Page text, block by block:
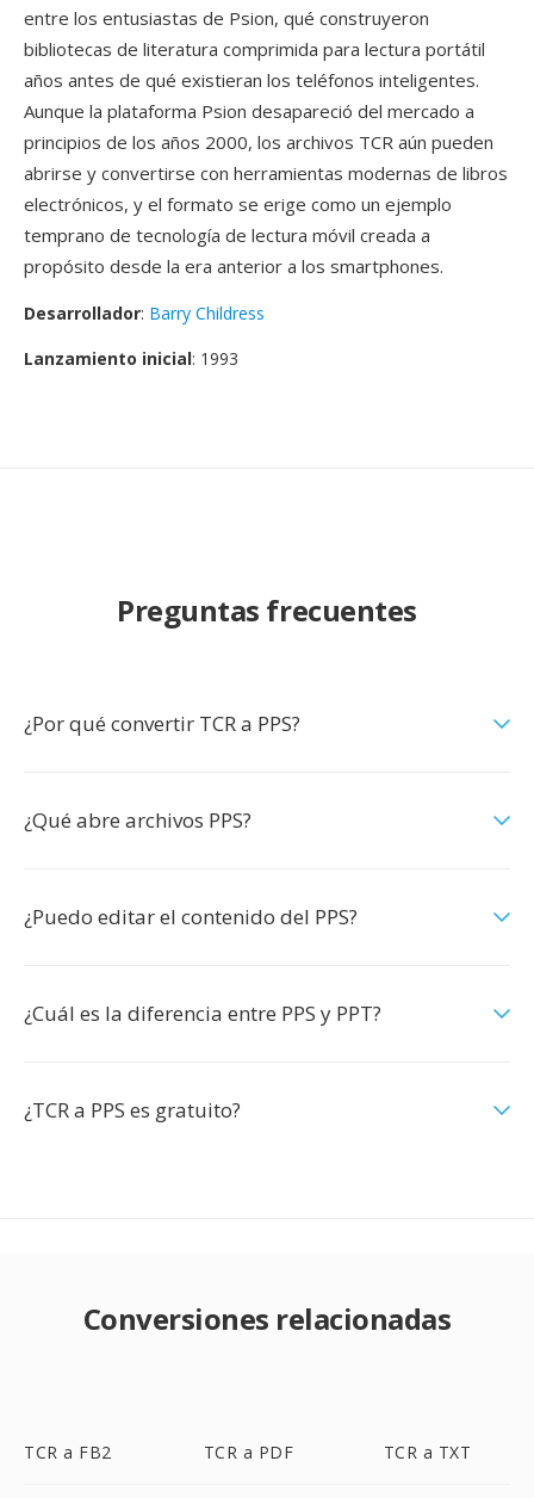
entre los entusiastas de Psion, qué construyeron
bibliotecas de literatura comprimida para lectura portátil
años antes de qué existieran los teléfonos inteligentes.
Aunque la plataforma Psion desapareció del mercado a
principios de los años 2000, los archivos TCR aún pueden
abrirse y convertirse con herramientas modernas de libros
electrónicos, y el formato se erige como un ejemplo
temprano de tecnología de lectura móvil creada a
propósito desde la era anterior a los smartphones.
Desarrollador: Barry Childress
Lanzamiento inicial: 1993
Preguntas frecuentes
¿Por qué convertir TCR a PPS?
¿Qué abre archivos PPS?
¿Puedo editar el contenido del PPS?
¿Cuál es la diferencia entre PPS y PPT?
¿TCR a PPS es gratuito?
Conversiones relacionadas
TCR a FB2 TCR a PDF TCR a TXT